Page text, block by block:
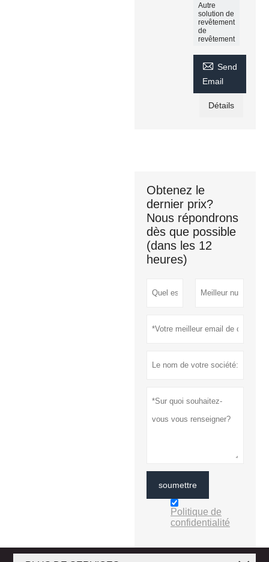
Autre
solution de
revêtement
de
revêtement
 Send
Email
Détails
Obtenez le
dernier prix?
Nous répondrons
dès que possible
(dans les 12
heures)
soumettre
Politique de
confidentialité